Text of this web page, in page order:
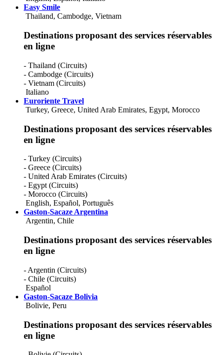
Easy Smile
Thailand, Cambodge, Vietnam
Destinations proposant des services réservables
en ligne
- Thailand (Circuits)
- Cambodge (Circuits)
- Vietnam (Circuits)
Italiano
Euroriente Travel
Turkey, Greece, United Arab Emirates, Egypt, Morocco
Destinations proposant des services réservables
en ligne
- Turkey (Circuits)
- Greece (Circuits)
- United Arab Emirates (Circuits)
- Egypt (Circuits)
- Morocco (Circuits)
English, Español, Português
Gaston-Sacaze Argentina
Argentin, Chile
Destinations proposant des services réservables
en ligne
- Argentin (Circuits)
- Chile (Circuits)
Español
Gaston-Sacaze Bolivia
Bolivie, Peru
Destinations proposant des services réservables
en ligne